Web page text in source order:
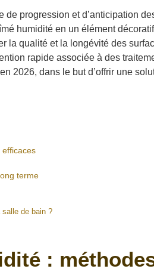
progression et d’anticipation
humidité en un élément
la qualité et la longévité des
rapide associée à des
2026, dans le but d’offrir une
terme
de bain ?
: